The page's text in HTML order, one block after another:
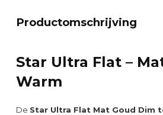
Productomschrijving
Star Ultra Flat –
Warm
De Star Ultra Flat Mat Goud Dim